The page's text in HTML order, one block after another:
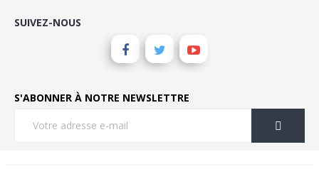
SUIVEZ-NOUS
S'ABONNER À NOTRE NEWSLETTRE